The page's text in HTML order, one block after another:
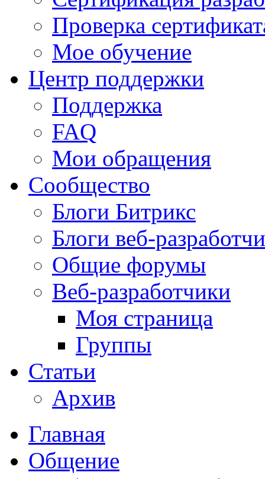
Проверка
Мое обучение
Центр поддержки
Поддержка
FAQ
Мои обращения
Сообщество
Блоги Битрикс
Блоги веб-
Общие форумы
Веб-разработчики
Моя страница
Группы
Статьи
Архив
Главная
Общение